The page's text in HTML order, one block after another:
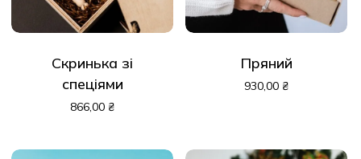
Скринька зі
спеціями
866,00 ₴
Пряний
930,00 ₴